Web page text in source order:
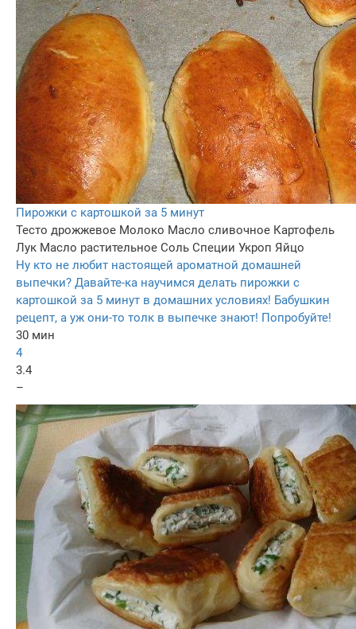
Пирожки с картошкой за 5 минут
Тесто дрожжевое Молоко Масло сливочное Картофель
Лук Масло растительное Соль Специи Укроп Яйцо
Ну кто не любит настоящей ароматной домашней
выпечки? Давайте-ка научимся делать пирожки с
картошкой за 5 минут в домашних условиях! Бабушкин
рецепт, а уж они-то толк в выпечке знают! Попробуйте!
30 мин
4
3.4
–